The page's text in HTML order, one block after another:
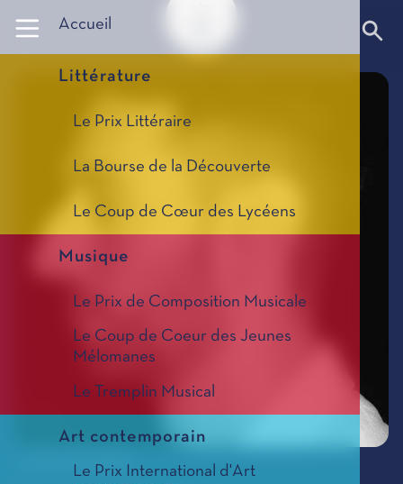
Accueil
Littérature
Le Prix Littéraire
La Bourse de la Découverte
Le Coup de Cœur des Lycéens
Musique
Le Prix de Composition Musicale
Le Coup de Coeur des Jeunes
Mélomanes
Le Tremplin Musical
Art contemporain
Le Prix International d'Art